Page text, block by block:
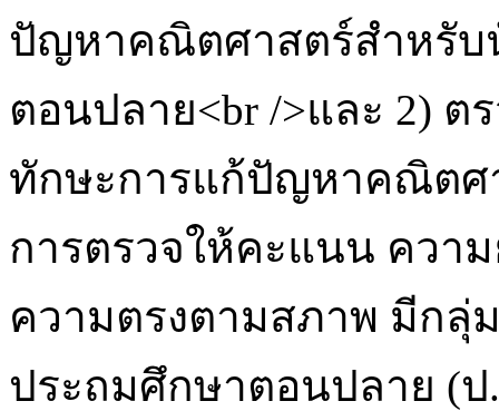
ปัญหาคณิตศาสตร์สำหรับ
ตอนปลาย<br />และ 2)
ทักษะการแก้ปัญหาคณิตศ
การตรวจให้คะแนน ควา
ความตรงตามสภาพ มีกลุ่
ประถมศึกษาตอนปลาย (